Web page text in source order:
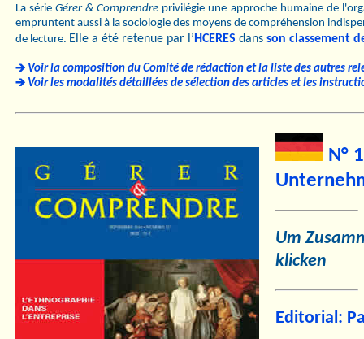
La sérieGérer & Comprendre privilégie une approche humaine de
empruntent aussi à la sociologie des moyens de compréhension
de lecture. Elle a été retenue par l’ HCERES dans son classement
Voir la composition du Comité de rédaction et la liste des autres
Voir les modalités détaillées de sélection des articles et les
N°
Um
klicken
Editorial: